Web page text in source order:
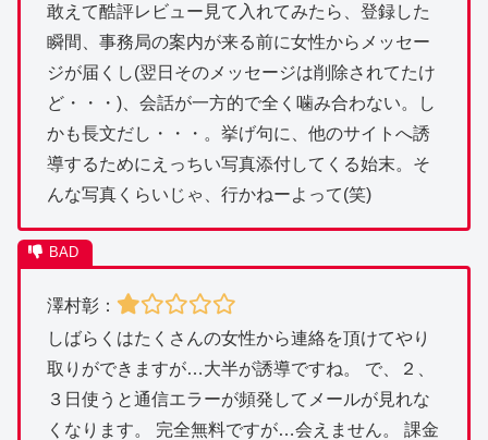
敢えて酷評レビュー見て入れてみたら、登録した
瞬間、事務局の案内が来る前に女性からメッセー
ジが届くし(翌日そのメッセージは削除されてたけ
ど・・・)、会話が一方的で全く噛み合わない。し
かも長文だし・・・。挙げ句に、他のサイトへ誘
導するためにえっちい写真添付してくる始末。そ
んな写真くらいじゃ、行かねーよって(笑)
澤村彰：
しばらくはたくさんの女性から連絡を頂けてやり
取りができますが…大半が誘導ですね。 で、２、
３日使うと通信エラーが頻発してメールが見れな
くなります。 完全無料ですが…会えません。 課金